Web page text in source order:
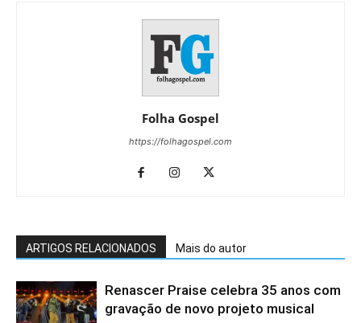
Folha Gospel
https://folhagospel.com
ARTIGOS RELACIONADOS Mais do autor
Renascer Praise celebra 35 anos com
gravação de novo projeto musical